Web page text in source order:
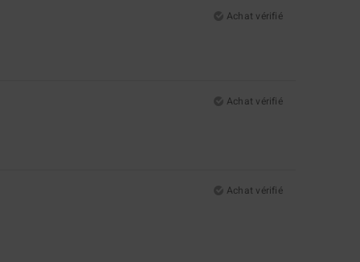
Achat vérifié
Achat vérifié
Achat vérifié